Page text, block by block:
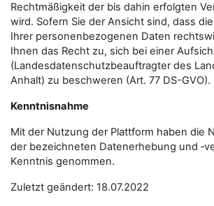
Rechtmäßigkeit der bis dahin erfolgten
wird. Sofern Sie der Ansicht sind, dass
Ihrer personenbezogenen Daten
Ihnen das Recht zu, sich bei einer
(Landesdatenschutzbeauftragter des
Anhalt) zu beschweren (Art. 77 DS-GVO).
Kenntnisnahme
Mit der Nutzung der Plattform haben die
der bezeichneten Datenerhebung und
Kenntnis genommen.
Zuletzt geändert: 18.07.2022